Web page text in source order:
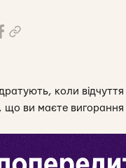
коли
що ви маєте вигорання